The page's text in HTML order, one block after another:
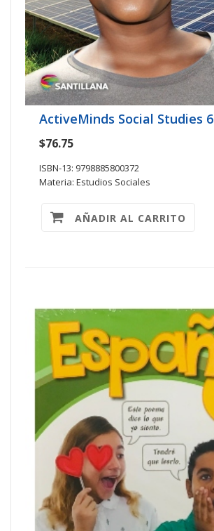
ActiveMinds Social Studies 6
$76.75
ISBN-13: 9798885800372
Materia: Estudios Sociales
AÑADIR AL CARRITO